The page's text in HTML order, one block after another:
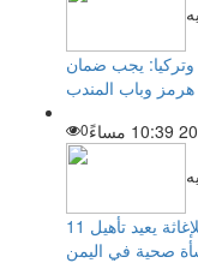
وتركيا: يجب ضمان
وباب المندب
0
أخبار من السعودية.. مركز الملك سلمان للإغاثة يعيد تأهيل 11
صحية في اليمن